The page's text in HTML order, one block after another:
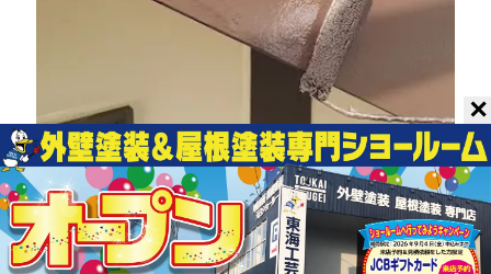
破風板に上塗り中です。カスレや塗り残し
がないように隅々まで塗っていきます。
✕